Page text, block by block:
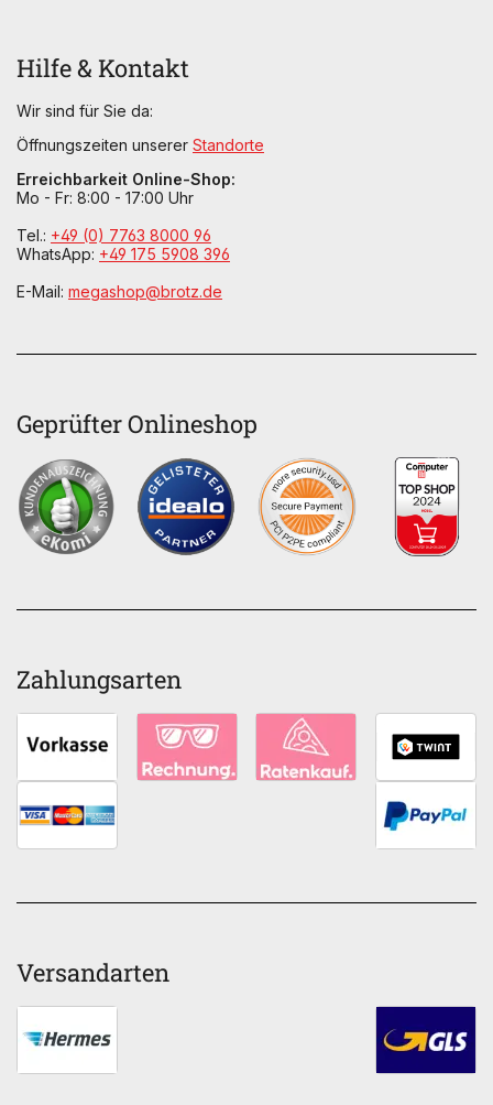
Hilfe & Kontakt
Wir sind für Sie da:
Öffnungszeiten unserer Standorte
Erreichbarkeit Online-Shop:
Mo - Fr: 8:00 - 17:00 Uhr
Tel.: +49 (0) 7763 8000 96
WhatsApp: +49 175 5908 396
E-Mail: megashop@brotz.de
Geprüfter Onlineshop
Zahlungsarten
Versandarten